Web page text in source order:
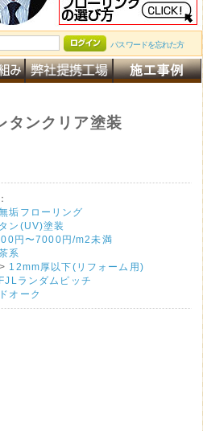
パスワードを忘れた方
タンクリア塗装
垢フローリング
ン(UV)塗装
円〜7000円/m2未満
系
> 12mm厚以下(リフォーム用)
ランダムピッチ
オーク